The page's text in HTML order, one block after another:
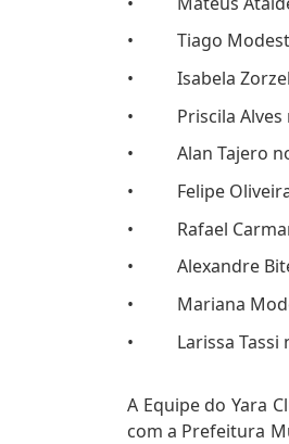
• Tiago
• Isabela
• Priscila Alves
• Alan Tajero
• Felipe Oliveira
• Rafael
• Alexandre
• Mariana
• Larissa Tassi
A Equipe do Yara
com a Prefeitura